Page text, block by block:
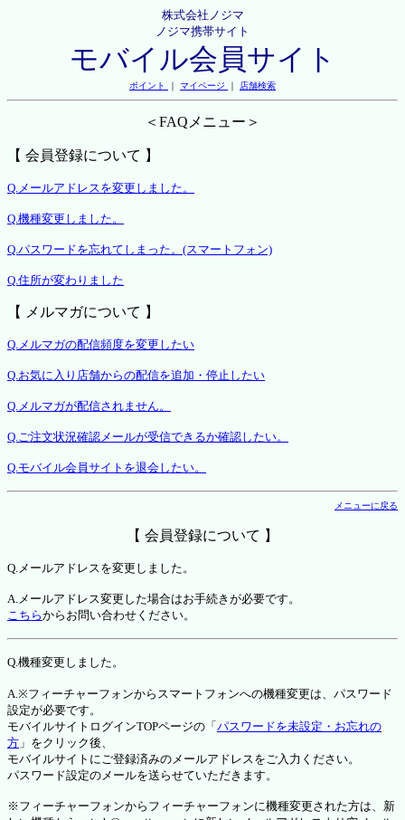
株式会社ノジマ
ノジマ携帯サイト
モバイル会員サイト
ポイント ｜ マイページ ｜ 店舗検索
＜FAQメニュー＞
【 会員登録について 】
Q.メールアドレスを変更しました。
Q.機種変更しました。
Q.パスワードを忘れてしまった。(スマートフォン)
Q.住所が変わりました
【 メルマガについて 】
Q.メルマガの配信頻度を変更したい
Q.お気に入り店舗からの配信を追加・停止したい
Q.メルマガが配信されません。
Q.ご注文状況確認メールが受信できるか確認したい。
Q.モバイル会員サイトを退会したい。
メニューに戻る
【 会員登録について 】
Q.メールアドレスを変更しました。
A.メールアドレス変更した場合はお手続きが必要です。
こちらからお問い合わせください。
Q.機種変更しました。
A.※フィーチャーフォンからスマートフォンへの機種変更は、パスワード
設定が必要です。
モバイルサイトログインTOPページの「 パスワードを未設定・お忘れの
方 」をクリック後、
モバイルサイトにご登録済みのメールアドレスをご入力ください。
パスワード設定のメールを送らせていただきます。
※フィーチャーフォンからフィーチャーフォンに機種変更された方は、新